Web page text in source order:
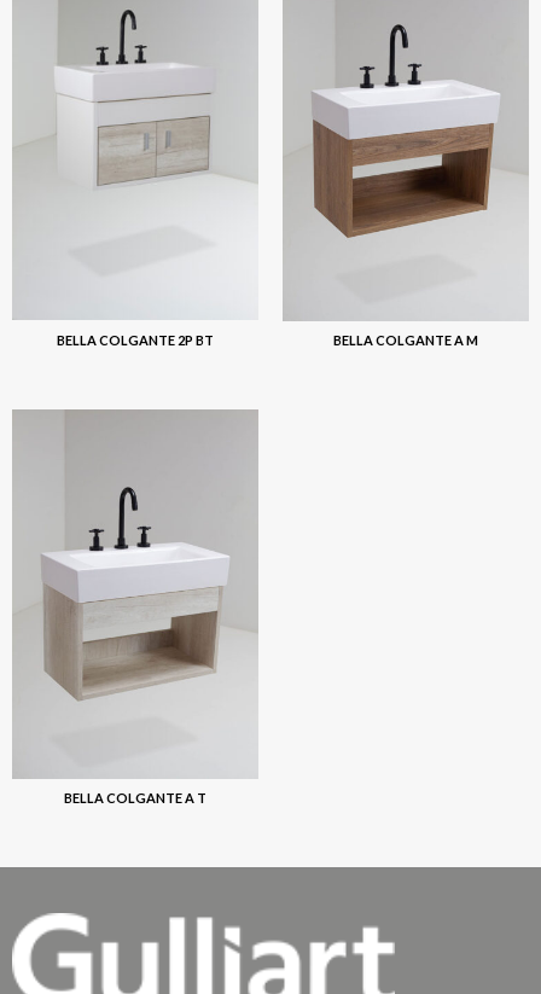
BELLA COLGANTE 2P BT BELLA COLGANTE A M
BELLA COLGANTE A T